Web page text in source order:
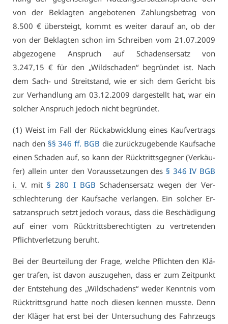
von der Be­klag­ten an­ge­bo­te­nen Zah­lungs­be­trag von
8.500 € über­steigt, kommt es wei­ter dar­auf an, ob der
von der Be­klag­ten schon im Schrei­ben vom 21.07.2009
ab­ge­zo­ge­ne An­spruch auf Scha­dens­er­satz von
3.247,15 € für den „Wild­scha­den“ be­grün­det ist. Nach
dem Sach- und Streit­stand, wie er sich dem Ge­richt bis
zur Ver­hand­lung am 03.12.2009 dar­ge­stellt hat, war ein
sol­cher An­spruch je­doch nicht be­grün­det.
(1) Weist im Fall der Rück­ab­wick­lung ei­nes Kauf­ver­trags
nach den §§ 346 ff. BGB die zu­rück­zu­ge­ben­de Kauf­sa­che
ei­nen Scha­den auf, so kann der Rück­tritts­geg­ner (Ver­käu­
fer) al­lein un­ter den Vor­aus­set­zun­gen des § 346 IV BGB
i. V. mit § 280 I BGB Scha­dens­er­satz we­gen der Ver­
schlech­te­rung der Kauf­sa­che ver­lan­gen. Ein sol­cher Er­
satz­an­spruch setzt je­doch vor­aus, dass die Be­schä­di­gung
auf ei­ner vom Rück­tritts­be­rech­tig­ten zu ver­tre­ten­den
Pflicht­ver­let­zung be­ruht.
Bei der Be­ur­tei­lung der Fra­ge, wel­che Pflich­ten den Klä­
ger tra­fen, ist da­von aus­zu­ge­hen, dass er zum Zeit­punkt
der Ent­ste­hung des „Wild­scha­dens“ we­der Kennt­nis vom
Rück­tritts­grund hat­te noch die­sen ken­nen muss­te. Denn
der Klä­ger hat erst bei der Un­ter­su­chung des Fahr­zeugs